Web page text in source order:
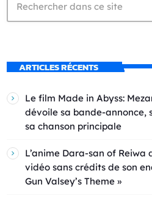
ARTICLES RÉCENTS
Le film Made in Abyss:
dévoile sa bande-annonce,
sa chanson principale
L’anime Dara-san of Reiwa
vidéo sans crédits de son
Gun Valsey’s Theme »